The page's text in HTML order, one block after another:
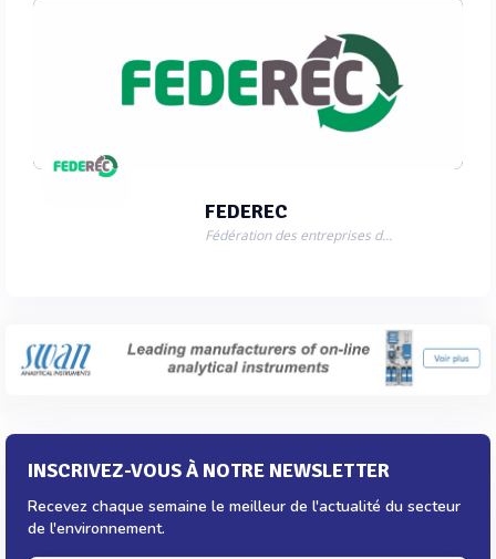
FEDEREC
Fédération des entreprises du recyclage
INSCRIVEZ-VOUS À NOTRE NEWSLETTER
Recevez chaque semaine le meilleur de l'actualité du secteur
de l'environnement.